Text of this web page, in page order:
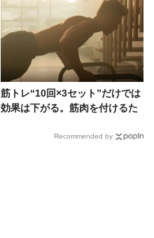
筋トレ“10回×3セット”だけでは
効果は下がる。筋肉を付けるた
Recommended by